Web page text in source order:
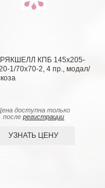
КПБ 145х205-
1/70х70-2, 4 пр., модал/
доступна только
послерегистрации
УЗНАТЬ ЦЕНУ